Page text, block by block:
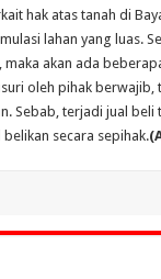
hak atas tanah di
lahan yang luas.
akan ada
oleh pihak berwajib,
Sebab, terjadi jual beli
secara sepihak.